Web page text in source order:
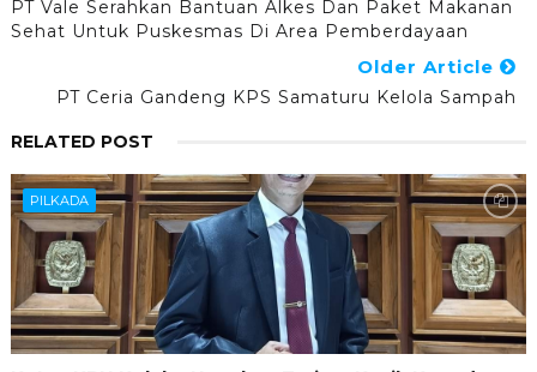
PT Vale Serahkan Bantuan Alkes Dan Paket Makanan
Sehat Untuk Puskesmas Di Area Pemberdayaan
Older Article
PT Ceria Gandeng KPS Samaturu Kelola Sampah
RELATED POST
PILKADA